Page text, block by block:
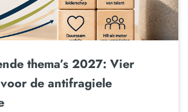
thema’s 2027: Vier
de antifragiele